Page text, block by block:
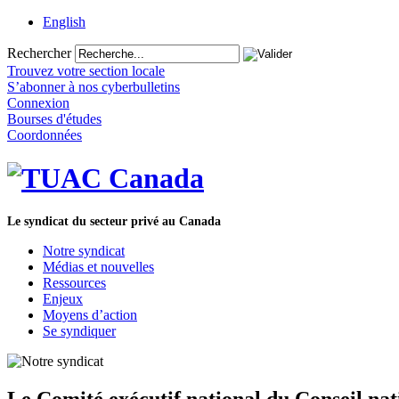
English
Rechercher
Trouvez votre section locale
S’abonner à nos cyberbulletins
Connexion
Bourses d'études
Coordonnées
Le syndicat du secteur privé au Canada
Notre syndicat
Médias et nouvelles
Ressources
Enjeux
Moyens d’action
Se syndiquer